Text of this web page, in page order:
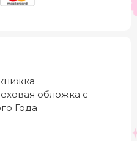
обложка с
Года